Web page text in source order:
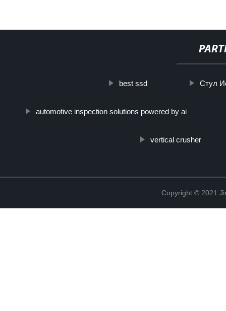
best ssd Стул
automotive inspection solutions powered by ai
vertical crusher
Copyright © 2021